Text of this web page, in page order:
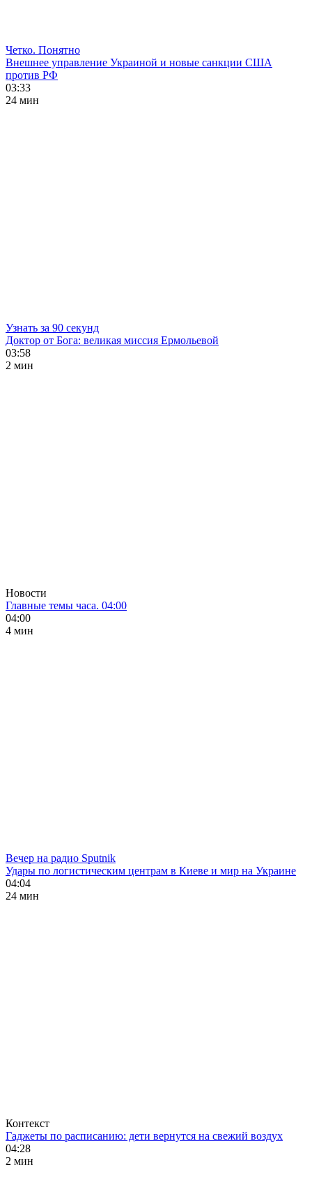
Четко. Понятно
Внешнее управление Украиной и новые санкции США
против РФ
03:33
24 мин
Узнать за 90 секунд
Доктор от Бога: великая миссия Ермольевой
03:58
2 мин
Новости
Главные темы часа. 04:00
04:00
4 мин
Вечер на радио Sputnik
Удары по логистическим центрам в Киеве и мир на Украине
04:04
24 мин
Контекст
Гаджеты по расписанию: дети вернутся на свежий воздух
04:28
2 мин